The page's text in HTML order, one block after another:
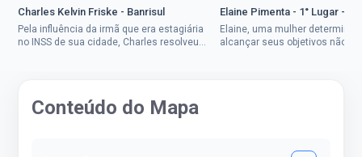
Charles Kelvin Friske - Banrisul
Pela influência da irmã que era estagiária
no INSS de sua cidade, Charles resolveu
Elaine Pimenta - 1° Lugar -
Elaine, uma mulher
alcançar seus objetivos não
Conteúdo do Mapa